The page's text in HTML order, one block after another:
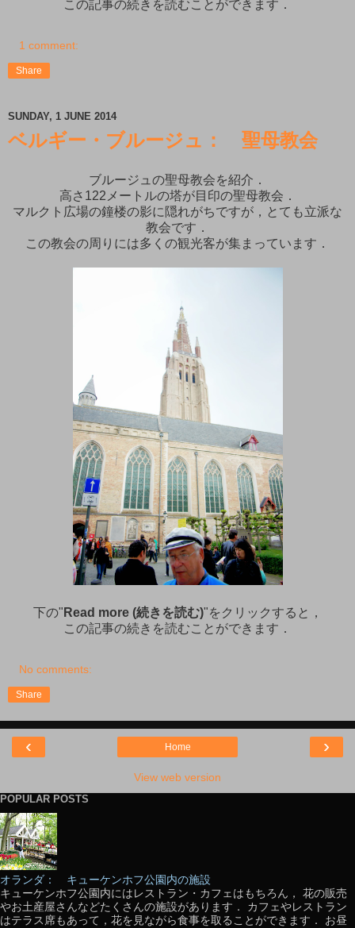
この記事の続きを読むことができます．
1 comment:
Share
SUNDAY, 1 JUNE 2014
ベルギー・ブルージュ： 聖母教会
ブルージュの聖母教会を紹介．
高さ122メートルの塔が目印の聖母教会．
マルクト広場の鐘楼の影に隠れがちですが，とても立派な
教会です．
この教会の周りには多くの観光客が集まっています．
下の" Read more (続きを読む)"をクリックすると，
この記事の続きを読むことができます．
No comments:
Share
‹ ›
Home
View web version
POPULAR POSTS
オランダ： キューケンホフ公園内の施設
キューケンホフ公園内にはレストラン・カフェはもちろん， 花の販売
やお土産屋さんなどたくさんの施設があります． カフェやレストラン
はテラス席もあって，花を見ながら食事を取ることができます． お昼